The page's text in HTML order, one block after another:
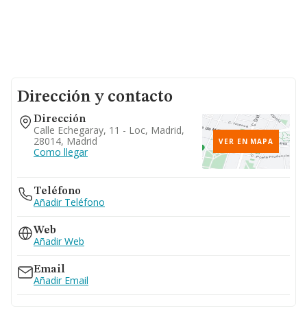
Dirección y contacto
Dirección
Calle Echegaray, 11 - Loc, Madrid,
28014, Madrid
Como llegar
VER EN MAPA
Teléfono
Añadir Teléfono
Web
Añadir Web
Email
Añadir Email